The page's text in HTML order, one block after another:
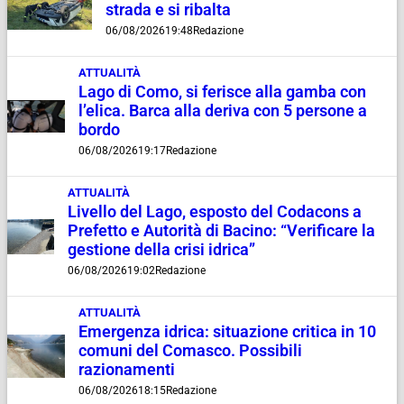
strada e si ribalta
06/08/202619:48 Redazione
ATTUALITÀ
Lago di Como, si ferisce alla gamba con
l’elica. Barca alla deriva con 5 persone a
bordo
06/08/202619:17Redazione
ATTUALITÀ
Livello del Lago, esposto del Codacons a
Prefetto e Autorità di Bacino: “Verificare la
gestione della crisi idrica”
06/08/202619:02Redazione
ATTUALITÀ
Emergenza idrica: situazione critica in 10
comuni del Comasco. Possibili
razionamenti
06/08/202618:15Redazione